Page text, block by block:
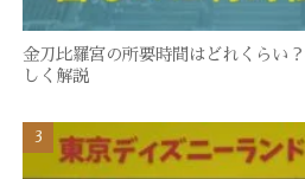
金刀比羅宮の所要時間はどれくらい
しく解説